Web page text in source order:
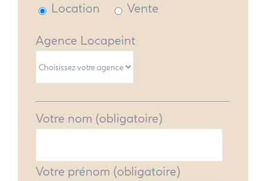
Location
Vente
Agence Locapeint
Votre nom (obligatoire)
Votre prénom (obligatoire)